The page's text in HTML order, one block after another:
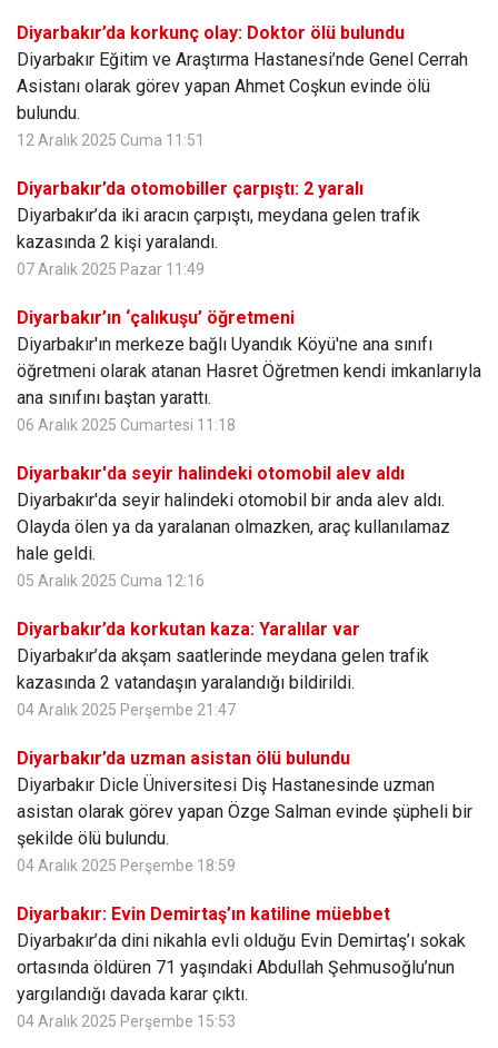
Diyarbakır’da korkunç olay: Doktor ölü bulundu
Diyarbakır Eğitim ve Araştırma Hastanesi’nde Genel Cerrah
Asistanı olarak görev yapan Ahmet Coşkun evinde ölü
bulundu.
12 Aralık 2025 Cuma 11:51
Diyarbakır’da otomobiller çarpıştı: 2 yaralı
Diyarbakır’da iki aracın çarpıştı, meydana gelen trafik
kazasında 2 kişi yaralandı.
07 Aralık 2025 Pazar 11:49
Diyarbakır’ın ‘çalıkuşu’ öğretmeni
Diyarbakır'ın merkeze bağlı Uyandık Köyü'ne ana sınıfı
öğretmeni olarak atanan Hasret Öğretmen kendi imkanlarıyla
ana sınıfını baştan yarattı.
06 Aralık 2025 Cumartesi 11:18
Diyarbakır'da seyir halindeki otomobil alev aldı
Diyarbakır'da seyir halindeki otomobil bir anda alev aldı.
Olayda ölen ya da yaralanan olmazken, araç kullanılamaz
hale geldi.
05 Aralık 2025 Cuma 12:16
Diyarbakır’da korkutan kaza: Yaralılar var
Diyarbakır’da akşam saatlerinde meydana gelen trafik
kazasında 2 vatandaşın yaralandığı bildirildi.
04 Aralık 2025 Perşembe 21:47
Diyarbakır’da uzman asistan ölü bulundu
Diyarbakır Dicle Üniversitesi Diş Hastanesinde uzman
asistan olarak görev yapan Özge Salman evinde şüpheli bir
şekilde ölü bulundu.
04 Aralık 2025 Perşembe 18:59
Diyarbakır: Evin Demirtaş’ın katiline müebbet
Diyarbakır’da dini nikahla evli olduğu Evin Demirtaş’ı sokak
ortasında öldüren 71 yaşındaki Abdullah Şehmusoğlu’nun
yargılandığı davada karar çıktı.
04 Aralık 2025 Perşembe 15:53